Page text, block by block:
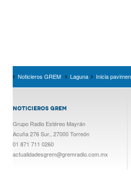
Noticieros GREM Laguna Inicia
NOTICIEROS GREM
Grupo Radio Estéreo Mayrán
Acuña 276 Sur., 27000 Torreón
01 871 711 0260
actualidadesgrem@gremradio.com.mx